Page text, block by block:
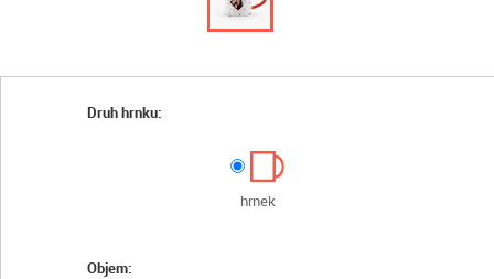
Druh hrnku:
hrnek
Objem: